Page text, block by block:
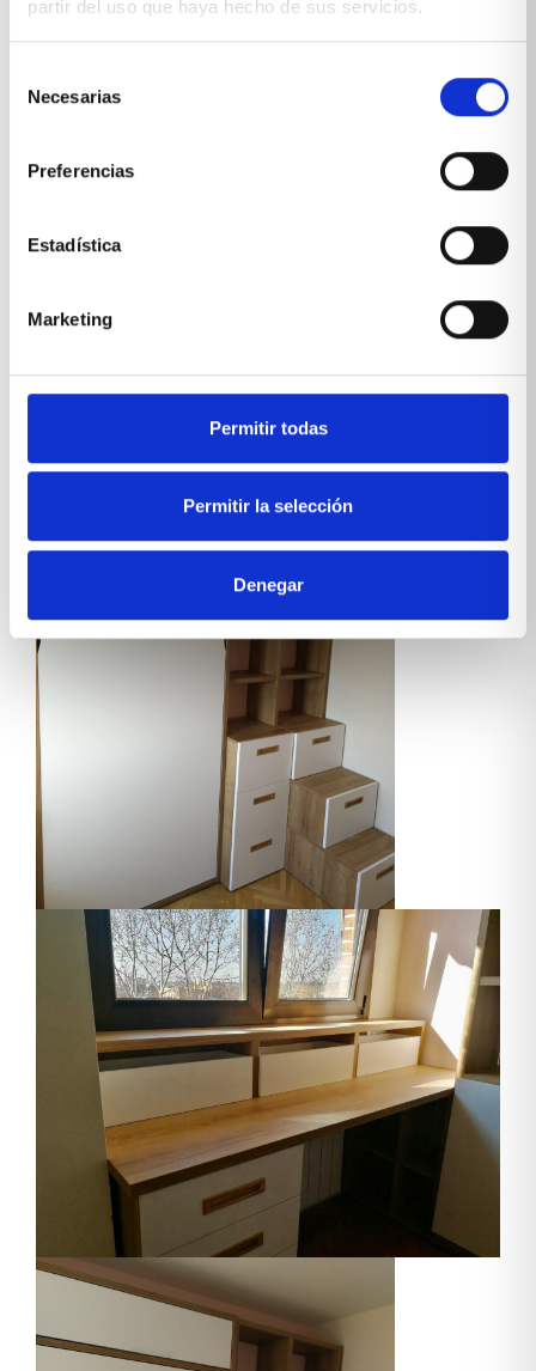
partir del uso que haya hecho de sus servicios.
Necesarias
Preferencias
Estadística
Marketing
Permitir todas
Permitir la selección
Denegar